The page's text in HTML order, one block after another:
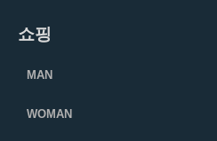
쇼핑
MAN
WOMAN